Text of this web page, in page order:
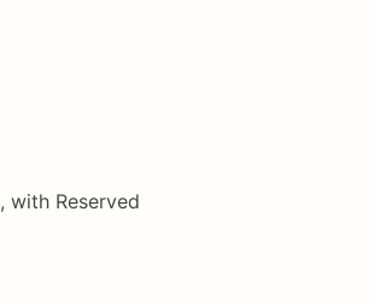
with Reserved